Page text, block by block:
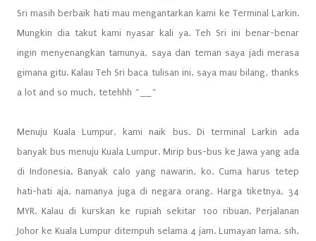
Sri masih berbaik hati mau mengantarkan kami ke Terminal Larkin.
Mungkin dia takut kami nyasar kali ya. Teh Sri ini benar-benar
ingin menyenangkan tamunya, saya dan teman saya jadi merasa
gimana gitu. Kalau Teh Sri baca tulisan ini, saya mau bilang, thanks
a lot and so much, tetehhh ^__^
Menuju Kuala Lumpur, kami naik bus. Di terminal Larkin ada
banyak bus menuju Kuala Lumpur. Mirip bus-bus ke Jawa yang ada
di Indonesia. Banyak calo yang nawarin, ko. Cuma harus tetep
hati-hati aja, namanya juga di negara orang. Harga tiketnya, 34
MYR. Kalau di kurskan ke rupiah sekitar 100 ribuan. Perjalanan
Johor ke Kuala Lumpur ditempuh selama 4 jam. Lumayan lama, sih.